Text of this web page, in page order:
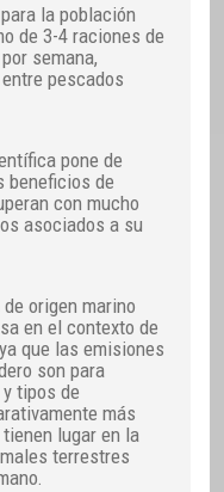
la población
de 3-4 raciones de
semana,
pescados
pone de
beneficios de
con mucho
asociados a su
origen marino
en el contexto de
que las emisiones
son para
tipos de
más
lugar en la
terrestres